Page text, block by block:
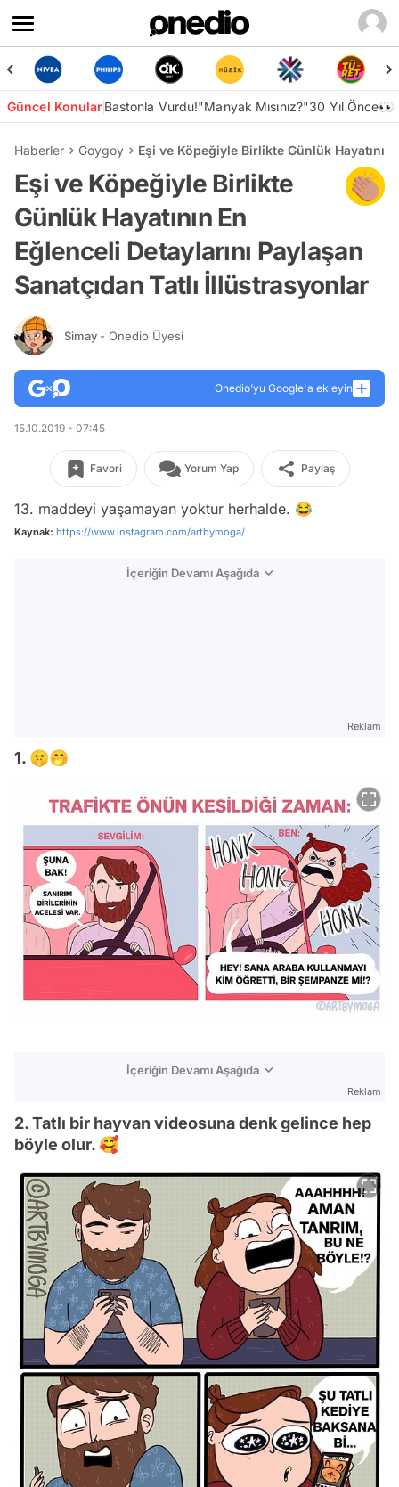
Güncel KonularBastonla Vurdu!"Manyak Mısınız?"30 Yıl Önce👀
Haberler Goygoy Eşi ve Köpeğiyle Birlikte Günlük
Eşi ve Köpeğiyle Birlikte
Günlük Hayatının En
Eğlenceli Detaylarını Paylaşan
Sanatçıdan Tatlı İllüstrasyonlar
Simay - Onedio Üyesi
Onedio’yu Google'a ekleyin
15.10.2019 - 07:45
Favori Yorum Yap Paylaş
13. maddeyi yaşamayan yoktur herhalde. 😂
Kaynak: https://www.instagram.com/artbymoga/
İçeriğin Devamı Aşağıda
Reklam
1. 🤫🤭
İçeriğin Devamı Aşağıda
Reklam
2. Tatlı bir hayvan videosuna denk gelince hep
böyle olur. 🥰